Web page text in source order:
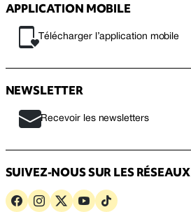
APPLICATION MOBILE
Télécharger l’application mobile
NEWSLETTER
Recevoir les newsletters
SUIVEZ-NOUS SUR LES RÉSEAUX